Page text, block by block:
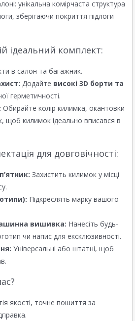
унікальна комірчаста структура
зберігаючи покриття підлоги
ідеальний комплект:
в салон та багажник.
Додайте високі 3D борти та
герметичності.
Обирайте колір килимка, окантовки
щоб килимок ідеально вписався в
для довговічності:
Захистить килимок у місці
Підкреслять марку вашого
вишивка: Нанесіть будь-
чи напис для ексклюзивності.
Універсальні або штатні, щоб
якості, точне пошиття за